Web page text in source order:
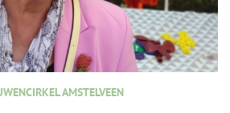
AMSTELVEEN